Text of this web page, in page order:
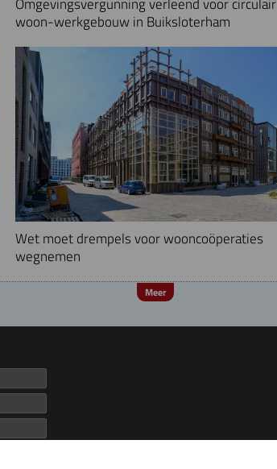
woon-werkgebouw in Buiksloterham
Wet moet drempels voor wooncoöperaties
wegnemen
Meer